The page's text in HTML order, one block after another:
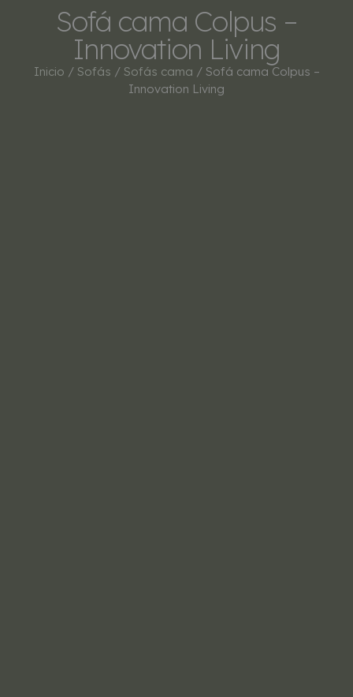
Sofá cama Colpus –
Innovation Living
Inicio / Sofás / Sofás cama / Sofá cama Colpus –
Innovation Living